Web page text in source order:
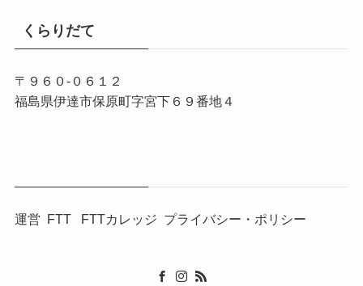
くらりだて
〒９６０-０６１２
福島県伊達市保原町字宮下６９番地４
運営 FTT FTTカレッジ プライバシー・ポリシー